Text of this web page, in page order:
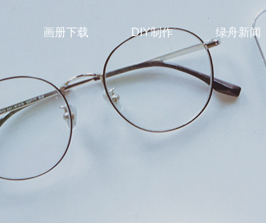
画册下载 DIY制作 绿舟新闻